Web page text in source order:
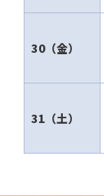
30
31